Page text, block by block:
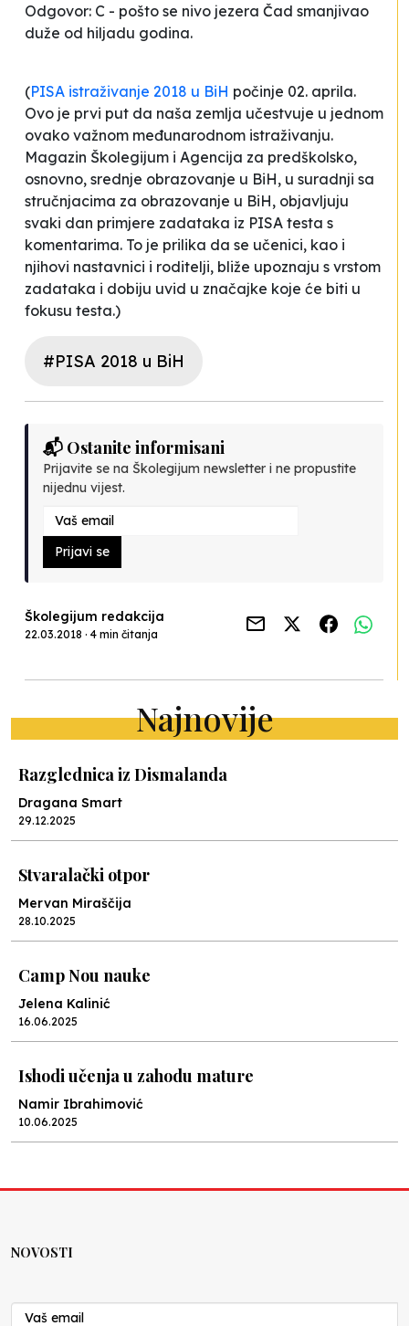
Odgovor: C - pošto se nivo jezera Čad smanjivao
duže od hiljadu godina.
(PISA istraživanje 2018 u BiH počinje 02. aprila.
Ovo je prvi put da naša zemlja učestvuje u jednom
ovako važnom međunarodnom istraživanju.
Magazin Školegijum i Agencija za predškolsko,
osnovno, srednje obrazovanje u BiH, u suradnji sa
stručnjacima za obrazovanje u BiH, objavljuju
svaki dan primjere zadataka iz PISA testa s
komentarima. To je prilika da se učenici, kao i
njihovi nastavnici i roditelji, bliže upoznaju s vrstom
zadataka i dobiju uvid u značajke koje će biti u
fokusu testa.)
#PISA 2018 u BiH
📬 Ostanite informisani
Prijavite se na Školegijum newsletter i ne propustite
nijednu vijest.
Prijavi se
Školegijum redakcija
22.03.2018 · 4 min čitanja
Najnovije
Razglednica iz Dismalanda
Dragana Smart
29.12.2025
Stvaralački otpor
Mervan Miraščija
28.10.2025
Camp Nou nauke
Jelena Kalinić
16.06.2025
Ishodi učenja u zahodu mature
Namir Ibrahimović
10.06.2025
Nenad Veličković
29.10.2024
NOVOSTI